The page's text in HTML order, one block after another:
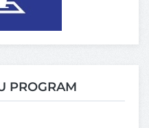
PROGRAM